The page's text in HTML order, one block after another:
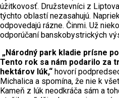
úžitkovosť. Družstevníci z
týchto oblastí nezasahujú.
odpovedajú rázne. Činmi. Už
odporúčaní banskobystrických
„Národný park kladie prísne
Tento rok sa nám podarilo za
hektárov lúk,“ hovorí
Michalica a spomína, že nie k
Kameň z lúk neodkráča sám a